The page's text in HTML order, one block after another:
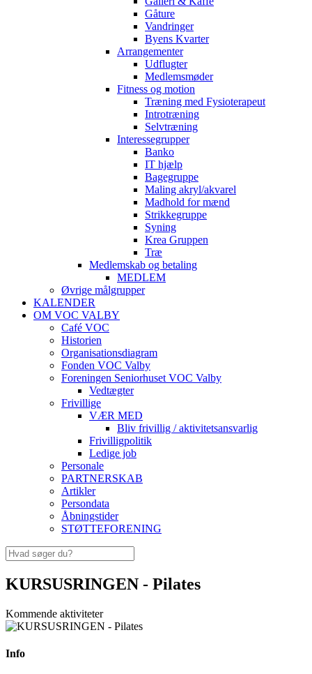
Gåture
Vandringer
Byens Kvarter
Arrangementer
Udflugter
Medlemsmøder
Fitness og motion
Træning med Fysioterapeut
Introtræning
Selvtræning
Interessegrupper
Banko
IT hjælp
Bagegruppe
Maling akryl/akvarel
Madhold for mænd
Strikkegruppe
Syning
Krea Gruppen
Træ
Medlemskab og betaling
MEDLEM
Øvrige målgrupper
KALENDER
OM VOC VALBY
Café VOC
Historien
Organisationsdiagram
Fonden VOC Valby
Foreningen Seniorhuset VOC Valby
Vedtægter
Frivillige
VÆR MED
Bliv frivillig / aktivitetsansvarlig
Frivilligpolitik
Ledige job
Personale
PARTNERSKAB
Artikler
Persondata
Åbningstider
STØTTEFORENING
KURSUSRINGEN - Pilates
Kommende aktiviteter
Info